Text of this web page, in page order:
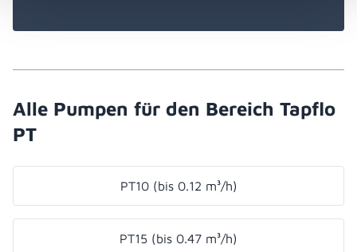
Alle Pumpen für den Bereich Tapflo
PT
PT10 (bis 0.12 m³/h)
PT15 (bis 0.47 m³/h)